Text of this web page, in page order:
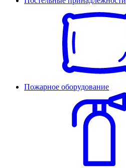
Пожарное оборудование